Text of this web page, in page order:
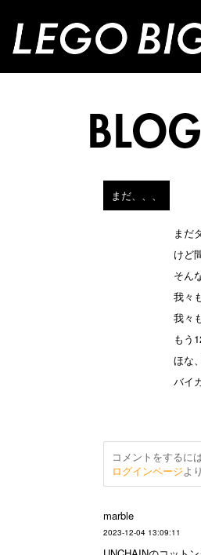
まだ、、、
まだ
けど
そん
我々
我々
もう
ほな
バイ
コメントをするに
ログインページよ
marble
2023-12-04 13:09:11